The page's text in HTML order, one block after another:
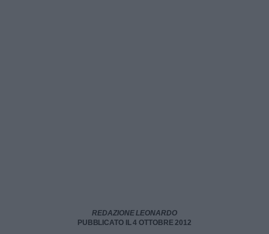
REDAZIONE LEONARDO
PUBBLICATO IL 4 OTTOBRE 2012